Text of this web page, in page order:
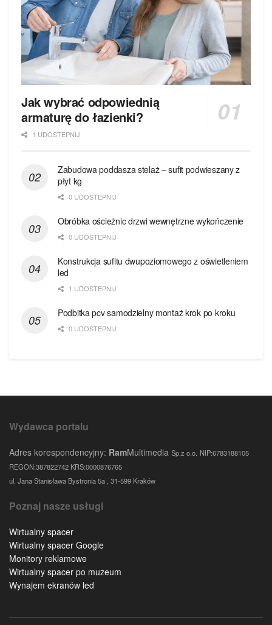
Jak wybrać odpowiednią
armaturę do łazienki?
1 UDOSTEPNIJ
Zabudowa poddasza stelaż – sufit podwieszany z
płyt kg
0 UDOSTEPNIJ
Obróbka ościeżnic drzwi wewnętrzne wykończenie
0 UDOSTEPNIJ
Konstrukcja sufitu dwupoziomowego z oświetleniem
led
1 UDOSTEPNIJ
Podbitka pcv samodzielny montaż krok po kroku
0 UDOSTEPNIJ
Wydawca portalu
Adres korespondencyjny: RamMultimedia Sp.z o.o. NIP:6783188105
REGON:387822742 KRS:0000876765
ul. Jana Stanisława Bystronia 5a , 31-599 Kraków
Poznaj nasze usługi
Wirtualny spacer
Wirtualny spacer Google
Monitory reklamowe
Wirtualny spacer po muzeum
Wynajem ekranów led